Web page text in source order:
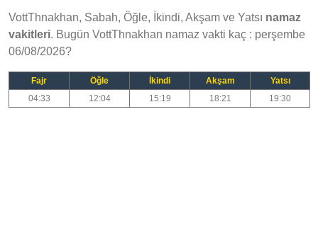
VottThnakhan, Sabah, Öğle, İkindi, Akşam ve Yatsı namaz
vakitleri. Bugün VottThnakhan namaz vakti kaç : perşembe
06/08/2026?
Fajr Öğle İkindi Akşam
Yatsı
04:33
12:04 15:19 18:21 19:30